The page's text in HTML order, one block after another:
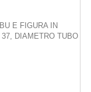
E FIGURA IN
DIAMETRO TUBO